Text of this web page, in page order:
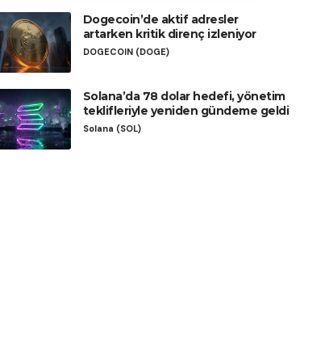
Dogecoin’de aktif adresler
artarken kritik direnç izleniyor
DOGECOIN (DOGE)
Solana’da 78 dolar hedefi, yönetim
teklifleriyle yeniden gündeme geldi
Solana (SOL)